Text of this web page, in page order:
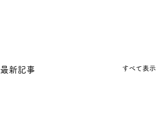
最新記事 すべて表示